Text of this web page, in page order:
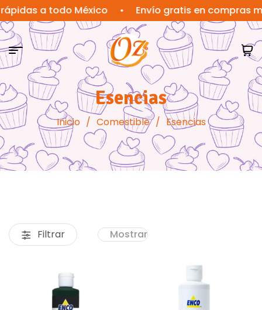
a todo México • Envío gratis en compras
Esencias
Inicio / Comestible / Esencias
Filtrar Mostrar